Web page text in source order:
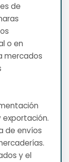
de
o en
mercados
de envíos
y el